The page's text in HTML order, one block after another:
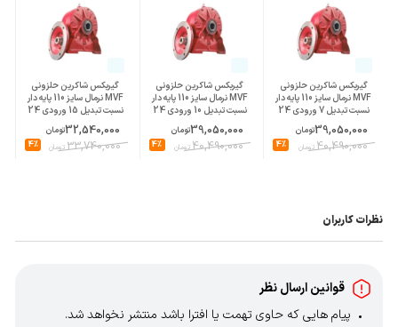
گیربکس شاکرین حلزونی
MVF نرمال سایز 110 پایه دار
نسبت تبدیل 7 ورودی 24
پوسته چدن
39,050,000تومان
40,490,000تومان 4%
گیربکس شاکرین حلزونی
MVF نرمال سایز 110 پایه دار
نسبت تبدیل 10 ورودی 24
پوسته چدن
39,050,000تومان
40,490,000تومان 4%
گیربکس شاکرین حلزونی
MVF نرمال سایز 110 پایه دار
نسبت تبدیل 15 ورودی 24
پوسته چدن
32,540,000تومان
33,740,000تومان 4%
نظرات کاربران
قوانین ارسال نظر
پیام هایی که حاوی تهمت یا افترا باشد منتشر نخواهد شد.